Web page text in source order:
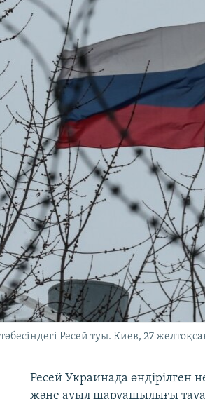
Ресей туы. Киев, 27
Ресей Украинада өндірілген
және ауыл шаруашылығы